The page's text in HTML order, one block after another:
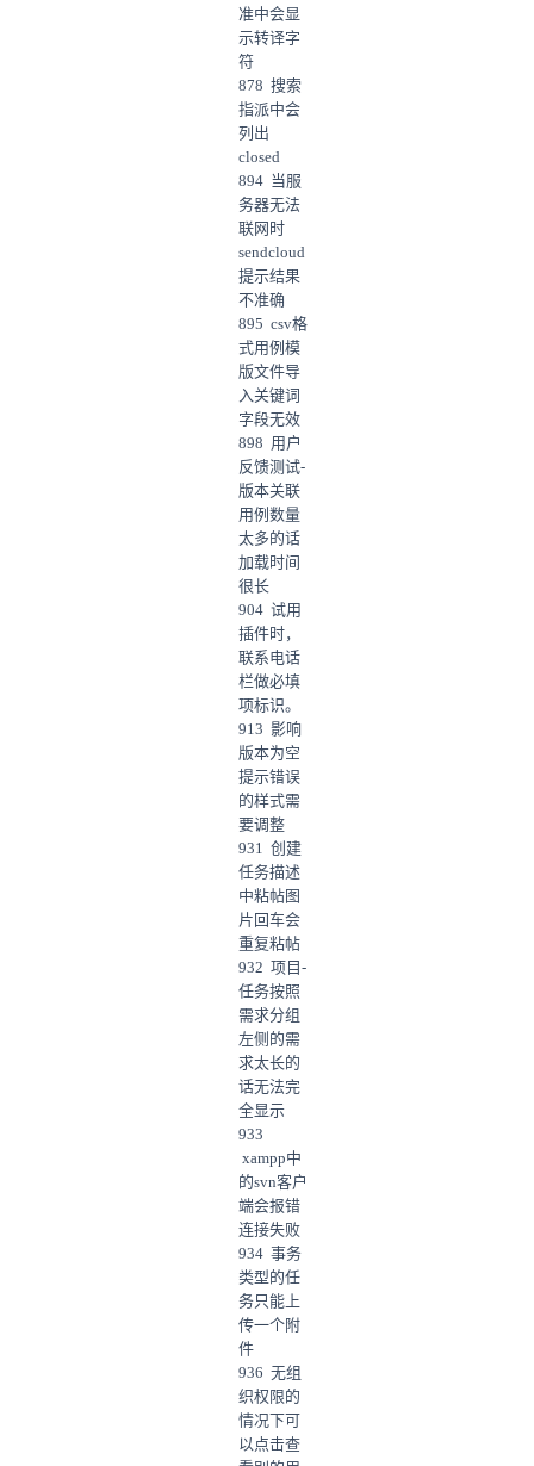
准中会显
示转译字
符
878 搜索
指派中会
列出
closed
894 当服
务器无法
联网时
sendcloud
提示结果
不准确
895 csv格
式用例模
版文件导
入关键词
字段无效
898 用户
反馈测试-
版本关联
用例数量
太多的话
加载时间
很长
904 试用
插件时，
联系电话
栏做必填
项标识。
913 影响
版本为空
提示错误
的样式需
要调整
931 创建
任务描述
中粘帖图
片回车会
重复粘帖
932 项目-
任务按照
需求分组
左侧的需
求太长的
话无法完
全显示
933
xampp中
的svn客户
端会报错
连接失败
934 事务
类型的任
务只能上
传一个附
件
936 无组
织权限的
情况下可
以点击查